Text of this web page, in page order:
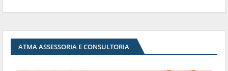
ATMA ASSESSORIA E CONSULTORIA